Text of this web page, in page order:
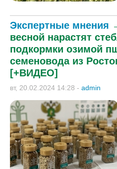
Экспертные мнения
весной нарастят
подкормки озимой
семеновода из
[+ВИДЕО]
вт, 20.02.2024 14:28 - admin